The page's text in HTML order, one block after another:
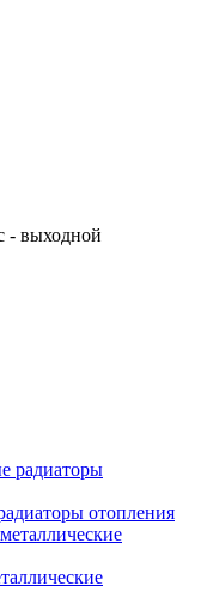
- выходной
отопления